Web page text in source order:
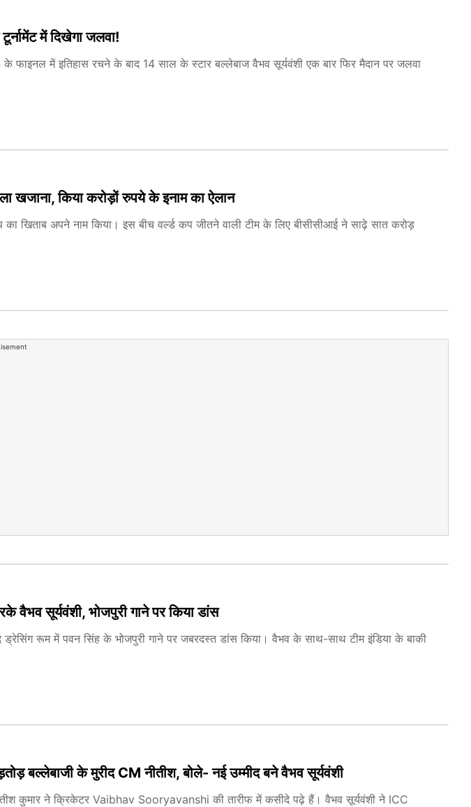
में दिखेगा जलवा!
में इतिहास रचने के बाद 14 साल के स्टार बल्लेबाज वैभव सूर्यवंशी एक बार फिर मैदान पर जलवा
खजाना, किया करोड़ों रुपये के इनाम का ऐलान
खिताब अपने नाम किया। इस बीच वर्ल्ड कप जीतने वाली टीम के लिए बीसीसीआई ने साढ़े सात करोड़
वैभव सूर्यवंशी, भोजपुरी गाने पर किया डांस
रूम में पवन सिंह के भोजपुरी गाने पर जबरदस्त डांस किया। वैभव के साथ-साथ टीम इंडिया के बाकी
बल्लेबाजी के मुरीद CM नीतीश, बोले- नई उम्मीद बने वैभव सूर्यवंशी
कुमार ने क्रिकेटर Vaibhav Sooryavanshi की तारीफ में कसीदे पढ़े हैं। वैभव सूर्यवंशी ने ICC